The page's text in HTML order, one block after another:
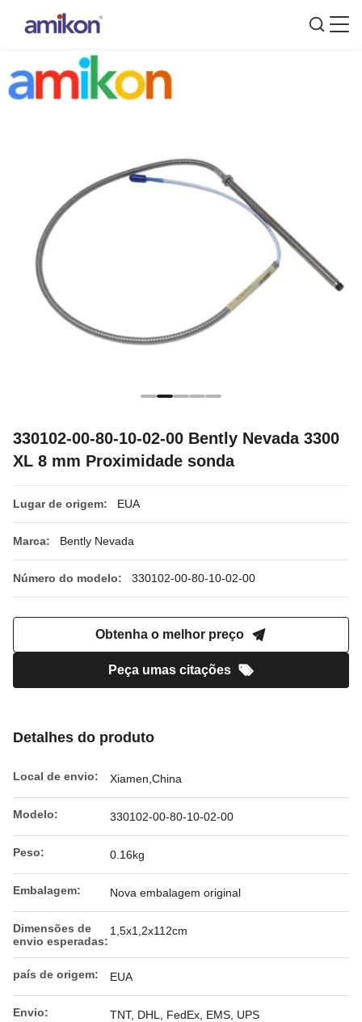
330102-00-80-10-02-00 Bently Nevada 3300
XL 8 mm Proximidade sonda
Lugar de origem: EUA
Marca: Bently Nevada
Número do modelo: 330102-00-80-10-02-00
Obtenha o melhor preço
Peça umas citações
Detalhes do produto
Local de envio: Xiamen,China
Modelo: 330102-00-80-10-02-00
Peso: 0.16kg
Embalagem: Nova embalagem original
Dimensões de
envio esperadas:
1,5x1,2x112cm
país de origem: EUA
Envio: TNT, DHL, FedEx, EMS, UPS